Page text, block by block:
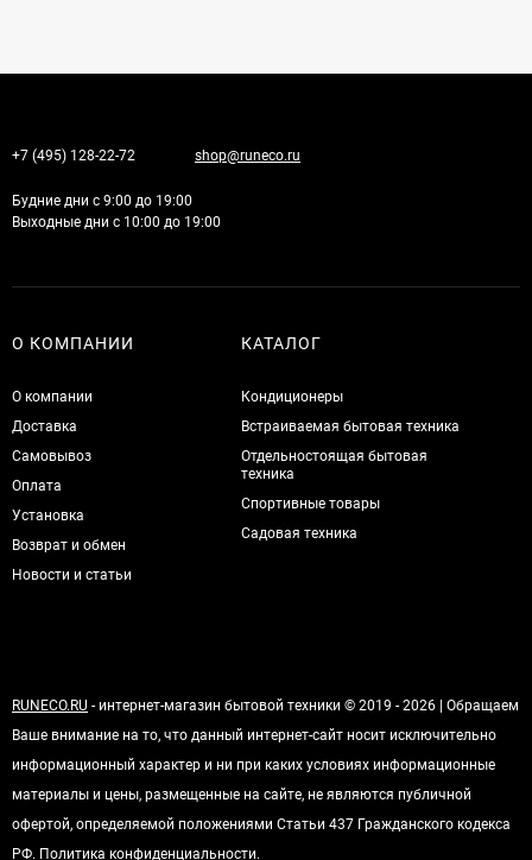
+7 (495) 128-22-72 shop@runeco.ru
Будние дни с 9:00 до 19:00
Выходные дни с 10:00 до 19:00
О КОМПАНИИ
О компании
Доставка
Самовывоз
Оплата
Установка
Возврат и обмен
Новости и статьи
КАТАЛОГ
Кондиционеры
Встраиваемая бытовая техника
Отдельностоящая бытовая
техника
Спортивные товары
Садовая техника
RUNECO.RU - интернет-магазин бытовой техники © 2019 - 2026 | Обращаем
Ваше внимание на то, что данный интернет-сайт носит исключительно
информационный характер и ни при каких условиях информационные
материалы и цены, размещенные на сайте, не являются публичной
офертой, определяемой положениями Статьи 437 Гражданского кодекса
РФ. Политика конфиденциальности.